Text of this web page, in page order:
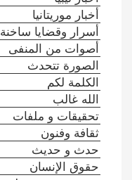
أخبار موريتانيا
أسرار وقضايا ساخنة
أصوات من المنفى
الصورة تتحدث
الكلمة لكم
الله غالب
تحقيقات و ملفات
ثقافة وفنون
حدث و حديث
حقوق الإنسان